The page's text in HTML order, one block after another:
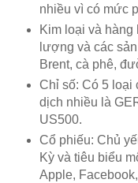
nhiều vì có mức
Kim loại và hàng
lượng và các
Brent, cà phê,
Chỉ số: Có 5 loại
dịch nhiều là
US500.
Cổ phiếu: Chủ
Kỳ và tiêu biểu
Apple,